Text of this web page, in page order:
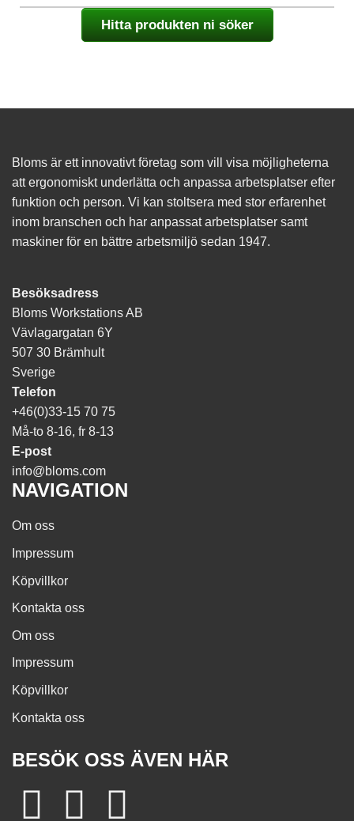
Hitta produkten ni söker
Bloms är ett innovativt företag som vill visa möjligheterna
att ergonomiskt underlätta och anpassa arbetsplatser efter
funktion och person. Vi kan stoltsera med stor erfarenhet
inom branschen och har anpassat arbetsplatser samt
maskiner för en bättre arbetsmiljö sedan 1947.
Besöksadress
Bloms Workstations AB
Vävlagargatan 6Y
507 30 Brämhult
Sverige
Telefon
+46(0)33-15 70 75
Må-to 8-16, fr 8-13
E-post
info@bloms.com
NAVIGATION
Om oss
Impressum
Köpvillkor
Kontakta oss
Om oss
Impressum
Köpvillkor
Kontakta oss
BESÖK OSS ÄVEN HÄR